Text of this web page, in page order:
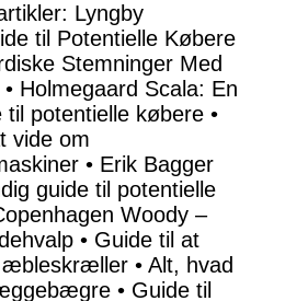
Lyngby
til Potentielle Købere
Stemninger Med
• Holmegaard Scala: En
til potentielle købere •
vide om
• Erik Bagger
guide til potentielle
Woody –
• Guide til at
æbleskræller • Alt, hvad
• Guide til